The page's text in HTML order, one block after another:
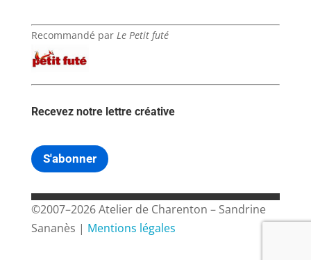
Recommandé par Le Petit futé
Recevez notre lettre créative
S'abonner
©2007–2026 Atelier de Charenton – Sandrine
Sananès | Mentions légales